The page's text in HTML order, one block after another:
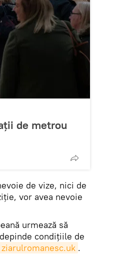
de metrou
de vize, nici de
vor avea nevoie
urmează să
condiţiile de
ziarulromanesc.uk .